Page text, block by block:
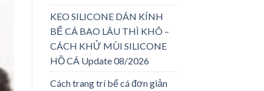
KEO SILICONE DÁN KÍNH
BỂ CÁ BAO LÂU THÌ KHÔ –
CÁCH KHỬ MÙI SILICONE
HỒ CÁ Update 08/2026
Cách trang trí bể cá đơn giản